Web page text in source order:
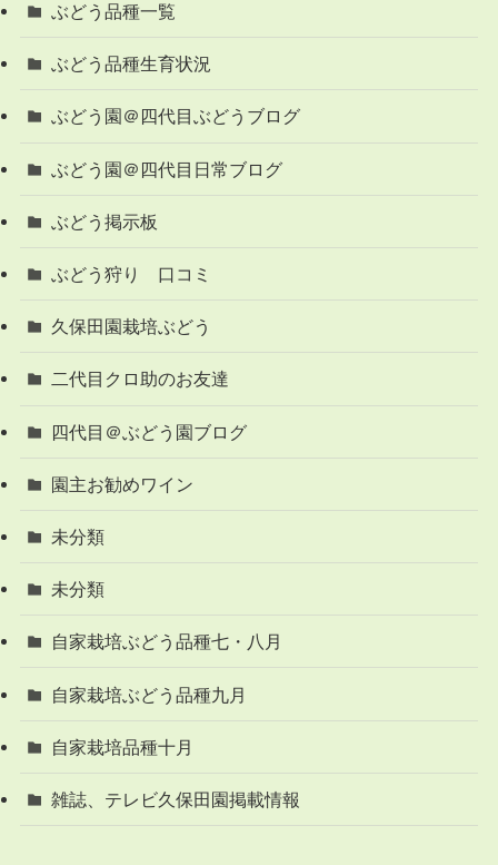
ぶどう品種一覧
ぶどう品種生育状況
ぶどう園＠四代目ぶどうブログ
ぶどう園＠四代目日常ブログ
ぶどう掲示板
ぶどう狩り 口コミ
久保田園栽培ぶどう
二代目クロ助のお友達
四代目＠ぶどう園ブログ
園主お勧めワイン
未分類
未分類
自家栽培ぶどう品種七・八月
自家栽培ぶどう品種九月
自家栽培品種十月
雑誌、テレビ久保田園掲載情報